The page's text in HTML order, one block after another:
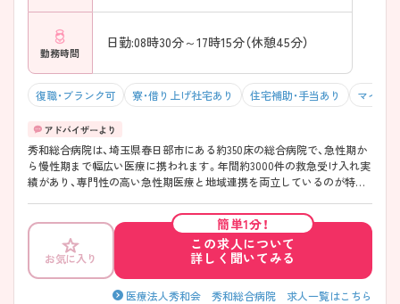
勤務時間
日勤:08時30分～17時15分（休憩45分）
復職・ブランク可 寮・借り上げ社宅あり 住宅補助・手当あり マイカ
秀和総合病院は、埼玉県春日部市にある約350床の総合病院で、急性期か
ら慢性期まで幅広い医療に携われます。年間約3000件の救急受け入れ実
績があり、専門性の高い急性期医療と地域連携を両立しているのが特徴
もしっかりしています。勤務面では「平均残業時間7.2時間」と無理なく働
ける環境で、日勤専従・夜勤専従など柔軟な働き方が可能です。24時間対
応の院内保育も完備されており、長く安心して働ける職場です♪
――――――――――――――― ■ 働き方を選べる柔軟な職場
――――――――――――――― ライフスタイルに合わせて選べる勤
務体制が魅力です ・「平均残業時間7.2時間」で無理なく働ける環境 ・非常
お気に入り
簡単1分！
この求人について
詳しく聞いてみる
医療法人秀和会 秀和総合病院 求人一覧はこちら